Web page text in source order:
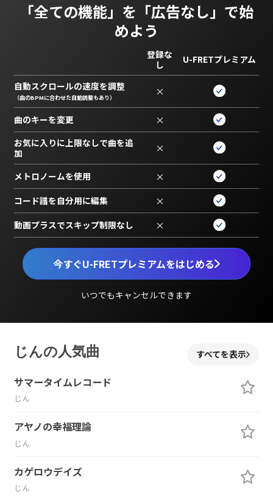
「全ての機能」を 「広告なし」で始
めよう
今すぐU-FRETプレミアムをはじめる
いつでもキャンセルできます
登録な
し
U-FRETプレミアム
自動スクロールの速度を調整
（曲のBPMに合わせた自動調整もあり） ×
曲のキーを変更 ×
お気に入りに上限なしで曲を追
加
×
メトロノームを使用 ×
コード譜を自分用に編集 ×
動画プラスでスキップ制限なし ×
じんの人気曲 すべてを表示
サマータイムレコード
じん
アヤノの幸福理論
じん
カゲロウデイズ
じん